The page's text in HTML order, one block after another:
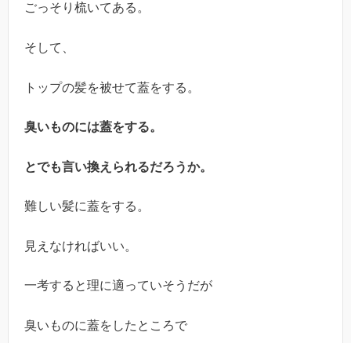
ごっそり梳いてある。
そして、
トップの髪を被せて蓋をする。
臭いものには蓋をする。
とでも言い換えられるだろうか。
難しい髪に蓋をする。
見えなければいい。
一考すると理に適っていそうだが
臭いものに蓋をしたところで